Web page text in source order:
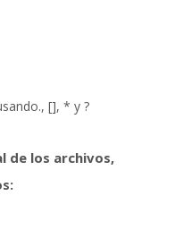
[], * y ?
de los archivos,